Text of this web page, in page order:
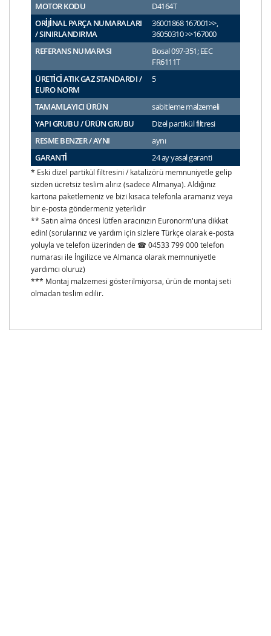
MOTOR KODU
D4164T
ORİJİNAL PARÇA NUMARALARI
/ SINIRLANDIRMA
36001868 167001>>,
36050310 >>167000
REFERANS NUMARASI
Bosal 097-351; EEC
FR6111T
ÜRETİCİ ATIK GAZ STANDARDI /
EURO NORM
5
TAMAMLAYICI ÜRÜN
sabitleme malzemeli
YAPI GRUBU / ÜRÜN GRUBU
Dizel partikül filtresi
RESME BENZER / AYNI
aynı
GARANTİ
24 ay yasal garanti
* Eski dizel partikül filtresini / katalizörü memnuniyetle gelip
sizden ücretsiz teslim alırız (sadece Almanya). Aldığınız
kartona paketlemeniz ve bizi kısaca telefonla aramanız veya
bir e-posta göndermeniz yeterlidir
** Satın alma öncesi lütfen aracınızın Euronorm'una dikkat
edin! (sorularınız ve yardım için sizlere Türkçe olarak e-posta
yoluyla ve telefon üzerinden de ☎ 04533 799 000 telefon
numarası ile İngilizce ve Almanca olarak memnuniyetle
yardımcı oluruz)
*** Montaj malzemesi gösterilmiyorsa, ürün de montaj seti
olmadan teslim edilir.